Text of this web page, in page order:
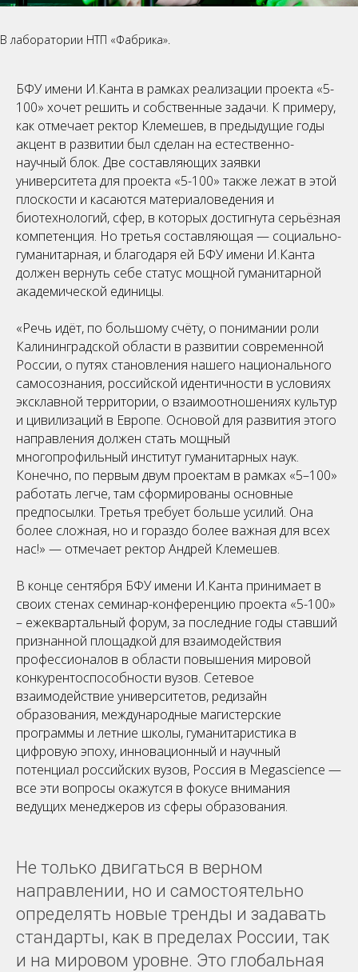
В лаборатории НТП «Фабрика».
БФУ имени И.Канта в рамках реализации проекта «5-
100» хочет решить и собственные задачи. К примеру,
как отмечает ректор Клемешев, в предыдущие годы
акцент в развитии был сделан на естественно-
научный блок. Две составляющих заявки
университета для проекта «5-100» также лежат в этой
плоскости и касаются материаловедения и
биотехнологий, сфер, в которых достигнута серьёзная
компетенция. Но третья составляющая — социально-
гуманитарная, и благодаря ей БФУ имени И.Канта
должен вернуть себе статус мощной гуманитарной
академической единицы.
«Речь идёт, по большому счёту, о понимании роли
Калининградской области в развитии современной
России, о путях становления нашего национального
самосознания, российской идентичности в условиях
эксклавной территории, о взаимоотношениях культур
и цивилизаций в Европе. Основой для развития этого
направления должен стать мощный
многопрофильный институт гуманитарных наук.
Конечно, по первым двум проектам в рамках «5–100»
работать легче, там сформированы основные
предпосылки. Третья требует больше усилий. Она
более сложная, но и гораздо более важная для всех
нас!» — отмечает ректор Андрей Клемешев.
В конце сентября БФУ имени И.Канта принимает в
своих стенах семинар-конференцию проекта «5-100»
– ежеквартальный форум, за последние годы ставший
признанной площадкой для взаимодействия
профессионалов в области повышения мировой
конкурентоспособности вузов. Сетевое
взаимодействие университетов, редизайн
образования, международные магистерские
программы и летние школы, гуманитаристика в
цифровую эпоху, инновационный и научный
потенциал российских вузов, Россия в Megascience —
все эти вопросы окажутся в фокусе внимания
ведущих менеджеров из сферы образования.
Не только двигаться в верном
направлении, но и самостоятельно
определять новые тренды и задавать
стандарты, как в пределах России, так
и на мировом уровне. Это глобальная